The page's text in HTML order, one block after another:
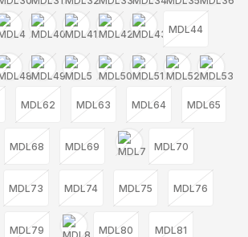
MDL44
MDL62 MDL63 MDL64 MDL65
MDL68 MDL69 MDL70
MDL73 MDL74 MDL75 MDL76
MDL79 MDL80 MDL81